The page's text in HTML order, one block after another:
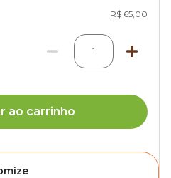
R$ 65,00
1
ao carrinho